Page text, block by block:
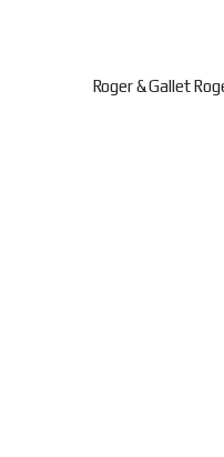
Roger & Gallet